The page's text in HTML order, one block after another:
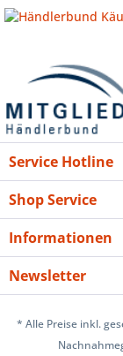
Service Hotline
Shop Service
Informationen
Newsletter
* Alle Preise inkl.